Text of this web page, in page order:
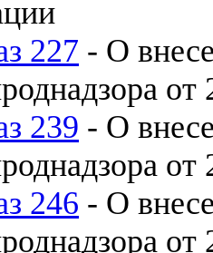
227 - О
239 - О
246 - О